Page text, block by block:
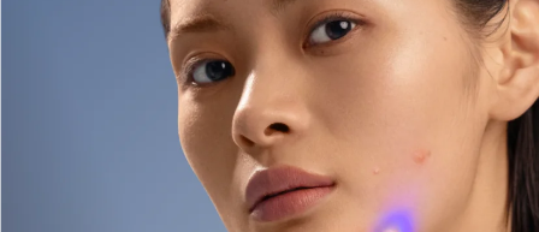
Meus aparelhos
Meus pedidos
Meus endereços
As minhas subscrições
FAQ™ Pure Beauty-Tech Elixir
issa™ Teeth Whitening Set
Deutsch
Español
Italiano
Svenska
简体中文 繁體中文